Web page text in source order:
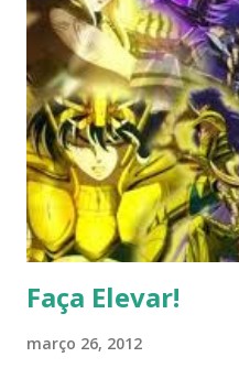
Faça Elevar!
março 26, 2012